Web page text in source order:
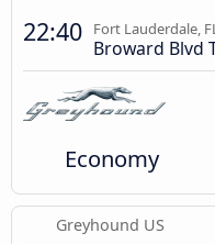
22:40 Fort Lauderdale,
Broward Blvd
Economy
Greyhound US